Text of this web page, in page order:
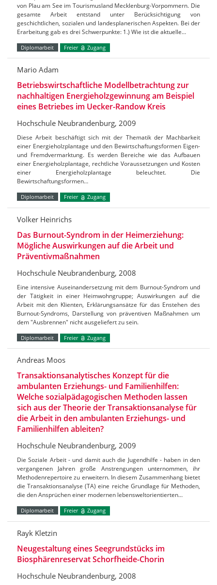
von Plau am See im Tourismusland Mecklenburg-Vorpommern. Die
gesamte Arbeit entstand unter Berücksichtigung von
geschichtlichen, sozialen und landesplanerischen Aspekten. Bei der
Erarbeitung gab es drei Schwerpunkte: 1.) Wie ist die aktuelle…
Diplomarbeit Freier Zugang
Mario Adam
Betriebswirtschaftliche Modellbetrachtung zur
nachhaltigen Energieholzgewinnung am Beispiel
eines Betriebes im Uecker-Randow Kreis
Hochschule Neubrandenburg, 2009
Diese Arbeit beschäftigt sich mit der Thematik der Machbarkeit
einer Energieholzplantage und den Bewirtschaftungsformen Eigen-
und Fremdvermarktung. Es werden Bereiche wie das Aufbauen
einer Energieholzplantage, rechtliche Voraussetzungen und Kosten
einer Energieholzplantage beleuchtet. Die
Bewirtschaftungsformen…
Diplomarbeit Freier Zugang
Volker Heinrichs
Das Burnout-Syndrom in der Heimerziehung:
Mögliche Auswirkungen auf die Arbeit und
Präventivmaßnahmen
Hochschule Neubrandenburg, 2008
Eine intensive Auseinandersetzung mit dem Burnout-Syndrom und
der Tätigkeit in einer Heimwohngruppe; Auswirkungen auf die
Arbeit mit den Klienten, Erklärungsansätze für das Enstehen des
Burnout-Syndroms, Darstellung von präventiven Maßnahmen um
dem "Ausbrennen" nicht ausgeliefert zu sein.
Diplomarbeit Freier Zugang
Andreas Moos
Transaktionsanalytisches Konzept für die
ambulanten Erziehungs- und Familienhilfen:
Welche sozialpädagogischen Methoden lassen
sich aus der Theorie der Transaktionsanalyse für
die Arbeit in den ambulanten Erziehungs- und
Familienhilfen ableiten?
Hochschule Neubrandenburg, 2009
Die Soziale Arbeit - und damit auch die Jugendhilfe - haben in den
vergangenen Jahren große Anstrengungen unternommen, ihr
Methodenrepertoire zu erweitern. In diesem Zusammenhang bietet
die Transaktionsanalyse (TA) eine reiche Grundlage für Methoden,
die den Ansprüchen einer modernen lebensweltorientierten…
Diplomarbeit Freier Zugang
Rayk Kletzin
Neugestaltung eines Seegrundstücks im
Biosphärenreservat Schorfheide-Chorin
Hochschule Neubrandenburg, 2008